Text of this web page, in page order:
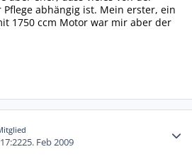
Pflege abhängig ist. Mein erster, ein
1750 ccm Motor war mir aber der
25. Feb 2009